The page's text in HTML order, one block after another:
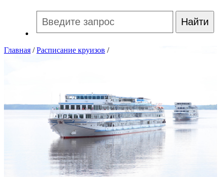
Главная /Расписание круизов /